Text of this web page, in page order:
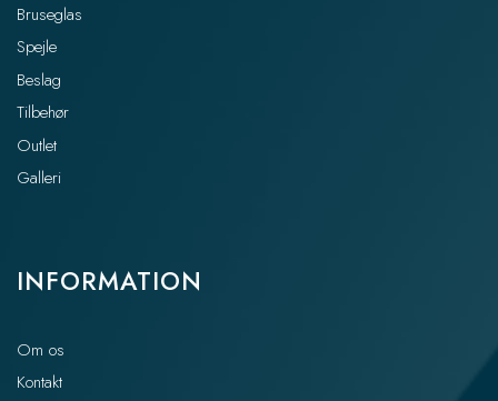
Bruseglas
Spejle
Beslag
Tilbehør
Outlet
Galleri
INFORMATION
Om os
Kontakt